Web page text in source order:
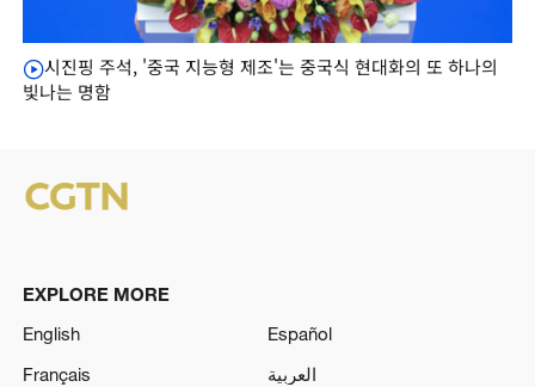
시진핑 주석, '중국 지능형 제조'는 중국식 현대화의 또 하나의
빛나는 명함
EXPLORE MORE
English
Español
Français
العربية